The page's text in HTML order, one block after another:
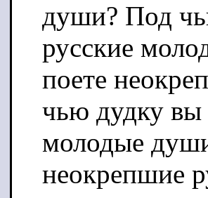
души? Под
русские
поете
чью дудку вы
молодые
неокрепшие